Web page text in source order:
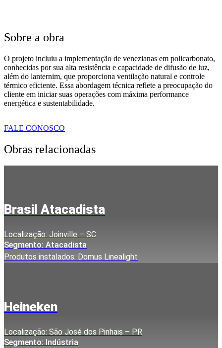
Sobre a obra
O projeto incluiu a implementação de venezianas em policarbonato,
conhecidas por sua alta resistência e capacidade de difusão de luz,
além do lanternim, que proporciona ventilação natural e controle
térmico eficiente. Essa abordagem técnica reflete a preocupação do
cliente em iniciar suas operações com máxima performance
energética e sustentabilidade.
FALE CONOSCO
Obras relacionadas
Brasil Atacadista
Localização: Joinville – SC
Segmento: Atacadista
Produtos instalados: Domus Linealight
Heineken
Localização: São José dos Pinhais – PR
Segmento: Indústria